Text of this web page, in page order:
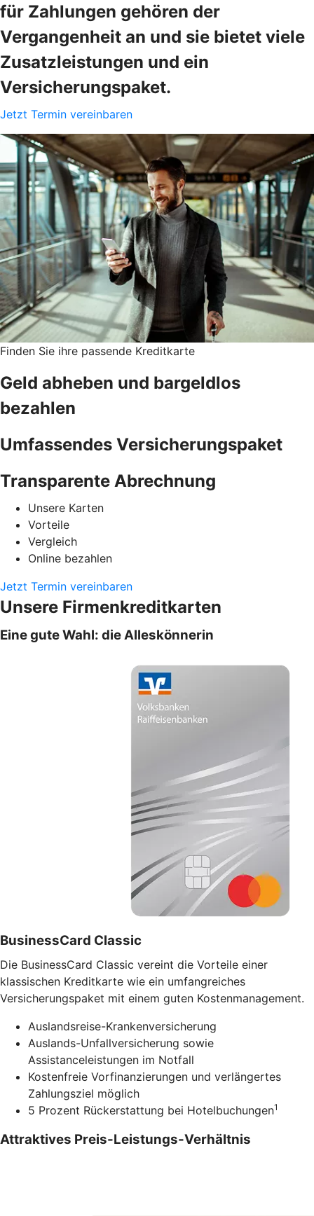
für Zahlungen gehören der
Vergangenheit an und sie bietet viele
Zusatzleistungen und ein
Versicherungspaket.
Jetzt Termin vereinbaren
Finden Sie ihre passende Kreditkarte
Geld abheben und bargeldlos
bezahlen
Umfassendes Versicherungspaket
Transparente Abrechnung
Unsere Karten
Vorteile
Vergleich
Online bezahlen
Jetzt Termin vereinbaren
Unsere Firmenkreditkarten
Eine gute Wahl: die Alleskönnerin
BusinessCard Classic
Die BusinessCard Classic vereint die Vorteile einer
klassischen Kreditkarte wie ein umfangreiches
Versicherungspaket mit einem guten Kostenmanagement.
Auslandsreise-Krankenversicherung
Auslands-Unfallversicherung sowie
Assistanceleistungen im Notfall
Kostenfreie Vorfinanzierungen und verlängertes
Zahlungsziel möglich
5 Prozent Rückerstattung bei Hotelbuchungen1
Attraktives Preis-Leistungs-Verhältnis